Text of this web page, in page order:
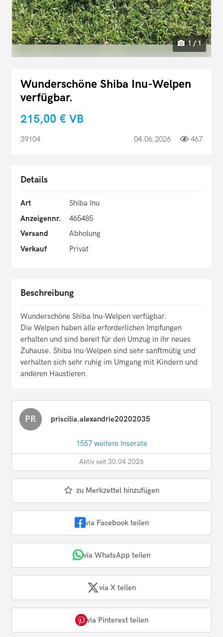
1 / 1
Wunderschöne Shiba Inu-Welpen
verfügbar.
215,00 € VB
39104 04.06.2026 467
Details
Art
Shiba Inu
Anzeigennr.
465485
Versand
Abholung
Verkauf
Privat
Beschreibung
Wunderschöne Shiba Inu-Welpen verfügbar.
Die Welpen haben alle erforderlichen Impfungen
erhalten und sind bereit für den Umzug in ihr neues
Zuhause. Shiba Inu-Welpen sind sehr sanftmütig und
verhalten sich sehr ruhig im Umgang mit Kindern und
anderen Haustieren.
PR priscilia.alexandrie20202035
1557 weitere Inserate
Aktiv seit 30.04.2026
zu Merkzettel hinzufügen
via Facebook teilen
via WhatsApp teilen
via X teilen
via Pinterest teilen